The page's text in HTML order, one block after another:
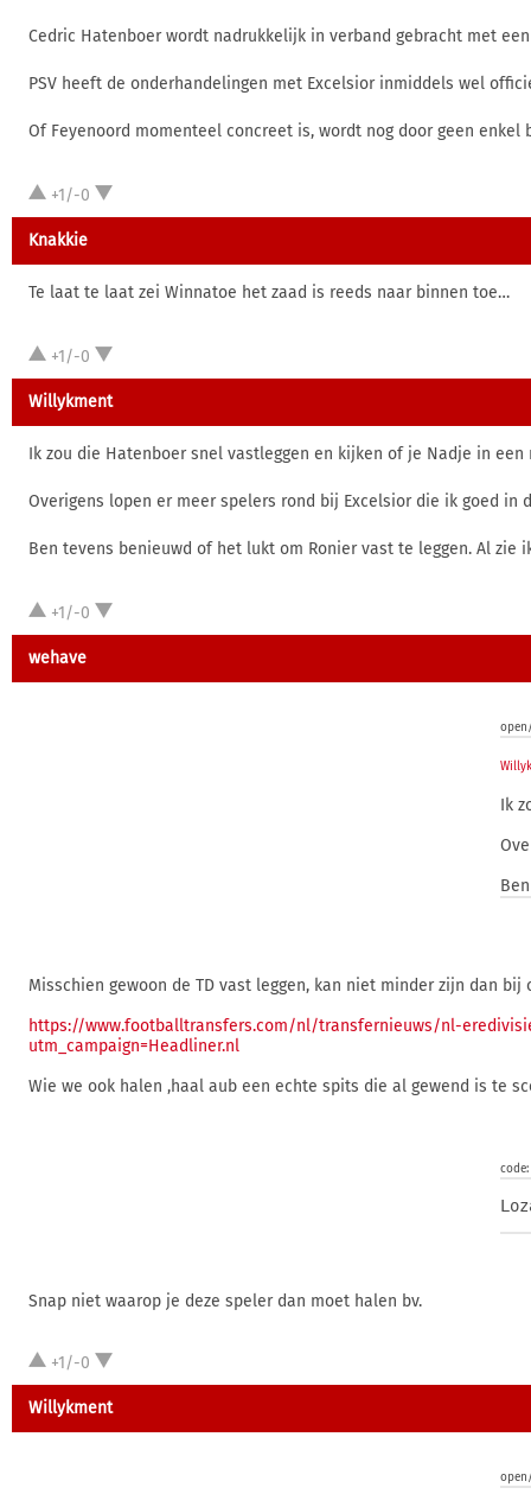
Cedric Hatenboer wordt nadrukkelijk in verband gebracht met
PSV heeft de onderhandelingen met Excelsior inmiddels wel
Of Feyenoord momenteel concreet is, wordt nog door geen
+1/-0
Knakkie
Te laat te laat zei Winnatoe het zaad is reeds naar binnen toe…
+1/-0
Willykment
Ik zou die Hatenboer snel vastleggen en kijken of je Nadje in
Overigens lopen er meer spelers rond bij Excelsior die ik goed
Ben tevens benieuwd of het lukt om Ronier vast te leggen. Al zie
+1/-0
wehave
Ik
Misschien gewoon de TD vast leggen, kan niet minder zijn dan bij
https://www.footballtransfers.com/nl/transfernieuws/nl-
utm_campaign=Headliner.nl
Wie we ook halen ,haal aub een echte spits die al gewend is te
code:
Snap niet waarop je deze speler dan moet halen bv.
+1/-0
Willykment